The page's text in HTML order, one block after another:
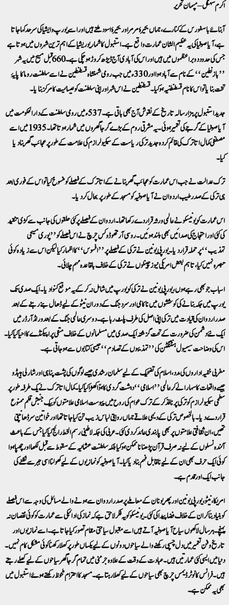
اکرم سہگل – مپمان تحریر
آبنائے باسفورس کے کنارے، جہاں بحیرۂ مرمر اور بحیرۂ اسود ملتے ہیں اور اسے یورپ و ایشیا کی سرحد کہا جاتا
ہے، آیا صوفیا کی یہ عظیم الشان عمارت واقع ہے۔ استنبول کا شمار یوریشیا کے اہم ترین شہروں میں ہوتا ہے
جس کی حدود دو براعظموں میں ہیں اور اس کی آبادی آج ڈیڑھ کروڑ ہوچکی ہے۔ 660قبل مسیح میں یہ شہر
’’بازنطین‘‘ کے نام سے آباد ہوا اور 330ء میں جب رومی شہنشاہ قسطنطین نے اسے سلطنت روما کا پایۂ
تخت بنایا تو اس کا نام قسطنطنیہ ہوگیا۔ قسطنطین نے اس شہر اور اپنی سلطنت کو عیسائیت کا مرکز بنایا۔
جدید استنبول پر ہزار سالہ تاریخ کے نقوش آج بھی باقی ہے۔ 537ء میں رومی سلطنت کے دارالحکومت میں
آیا صوفیا کے گرجے کی تعمیر ہوئی۔ یہ مشرقی روم کے بڑے گرجا گھروں میں شمار ہوتا تھا۔ 1935میں اسے
مصطفی کمال اتاترک کی قائم کردہ جدید ترکی ریاست کے سیکیولرازم کی علامت کے طور پر عجائب گھربنا دیا
گیا۔
ترک عدالت نے جب اس عمارت کو عجائب گھر بنانے کے اتاترک کے فیصلے کو منسوخ کیا تو اس کے فوری بعد
ہی ترکی کے صدر طیب اردوان نے آیا صوفیہ کو مسجد کے طور پر بحال کردیا۔
اس عمارت کو یونیسکو نے عالمی ورثہ قرار دے رکھا تھا۔ اردوان کے فیصلے پر کئی حلقوں کی جانب سے کڑی تنقید
کی گئی اور احتجاج کی صدائیں بھی بلند ہوئیں۔ روسی آرتھوڈوکس چرچ نے اس فیصلے کو ’’پوری مسیحی
تہذیب‘‘ پر حملہ قرار دیا۔ یورپی یونین نے ترکی کے فیصلے پر ’’افسوس‘‘ کا اظہار کیا لیکن اس سے زیادہ کوئی
تبصرہ نہیں کیا، تاہم بعض امریکی نیوز چینلوں نے ترکی کے خلاف باقاعدہ مہم چلائی۔
اسباب جو بھی رہے ہوں، یورپی یونین نے ترکی کو یورپ میں شامل نہ کرکے یہ موقع گنوا دیا۔ ایک صدی تک
یورپ میں جگہ بنانے کی کوششوں میں ناکامی اور سرد جنگ کے دوران نیٹو کے لیے ڈھال بنے رہنے کے بعد
صدر اردوان کی قیادت میں ترکی اپنی اصل کی طرف پلٹ رہا ہے۔ دوسری عالمی جنگ کے بعد ورلڈ آرڈر میں
ایک نئے دشمن کی ضرورت کے تحت گزشتہ ایک صدی میں مسلمانوں کے خلاف منفی پراپیگنڈے کا احیا کیا گیا۔
اس کی وضاحت سیمیول ہنٹنگٹن کی ’’تہذیبوں کے تصادم‘‘ جیسی کتابوں سے ہوجاتی ہے۔
مغربی خفیہ اداروں کی مدد، اسلام کی تضحیک کے لیے سلمان رشدی جیسے لوگوں کی پشت پناہی اور شارلی ہیبڈو
جیسے واقعات کا سہارا لے کر عالمی ’’اسلامی‘‘ دہشت گردی کا ہوّا کھڑا کیا گیا۔ کمال اتاترک نے یک طرفہ طور پر
سطحی سیکیولرازم کو ترکی پر نافذ کرکے ترک عوام کی روح میں پیوست اسلامی علامتوں کو بیک جنبش قلم ممنوع
قرار دے دیا۔ بالخصوص ترکی کے دیہی علاقے جہاں روایتی لباس زیب تن کیا جاتا تھا اور خواتین سرڈھانپتی
تھیں، ان ثقافتی علامتوں پر بھی پابندی عائد کردی گئی۔ عربی کی جگہ لاطینی رسم الخط رائج کیا گیا جس کے باعث
آئندہ نسلوں کے لیے نہ صرف قرآن پڑھنا ناممکن ہوگیا بلکہ سلطنت عثمانیہ کے سقوط سے قبل لکھا اور چھپا ہوا
کوئی ایک حرف بھی ان کے لیے ناقابل فہم بنادیا گیا۔ آیا صوفیہ کو نمازیوں کے لیے کھولنا اسی جبر سے نکلنے کی
جانب ایک اور قدم ہے۔
امریکا، نیٹو، یورپی یونین اور پھر یونان کے معاملے پر صدر اردوان سے ہونے والے مسائل کی وجہ سے اس فیصلے
کو بنیاد بنا کر ان کے خلاف فضا پیدا کی گئی۔ یونیسکو کو یہ فکر لاحق ہے کہ نماز کی ادائیگی سے عمارت کو کوئی نقصان نہ
پہنچے۔ ہر سال لاکھوں سیاح آیا صوفیہ آتے ہیں اسے مقبول سیاحتی مقام تصور کیا جاتا ہے۔ اسے نمازیوں اور
تاریخ و فن تعمیر میں دل چسپی رکھنے والے سیاحوں دونوں کے لیے یکساں طور پر کھلا رکھنا کوئی مشکل کام نہیں۔
دنیا میں ایسی کئی عمارتیں ہیں۔ عبادت کے وقت کے علاوہ جرمنی میں تمام گرجا گھر سیاحوں کے لیے کھلے رہتے
ہیں۔ فرانس کا نوٹرڈیمس چرچ بھی سیاحوں کے لیے کھلا رہتا ہے۔ مسجد کا احترام ملحوظ رکھتے ہوئے استنبول میں
بھی یہ ممکن ہے۔